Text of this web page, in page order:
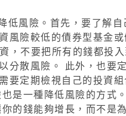
風險。首先，要了解
風險較低的債券型基金
，不要把所有的錢都投
分散風險。 此外，也要
定期檢視自己的投資
是一種降低風險的方式
的錢能夠增長，而不是